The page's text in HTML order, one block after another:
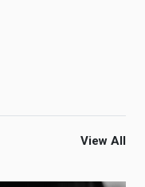
View All